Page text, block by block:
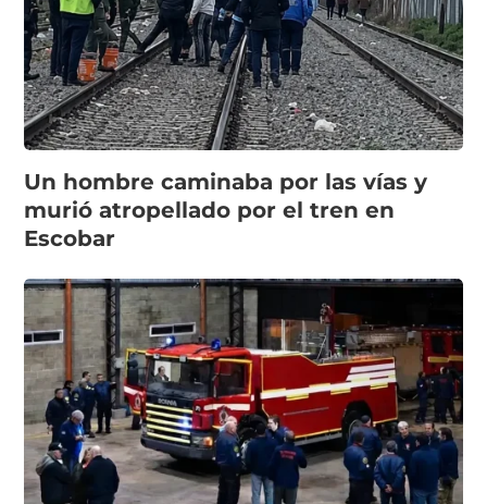
Un hombre caminaba por las vías y
murió atropellado por el tren en
Escobar